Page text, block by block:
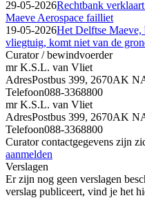
29-05-2026Rechtbank
Maeve Aerospace failliet
19-05-2026Het Delftse Maeve,
vliegtuig, komt niet van de
Curator / bewindvoerder
mr K.S.L. van Vliet
AdresPostbus 399, 2670AK
Telefoon088-3368800
mr K.S.L. van Vliet
AdresPostbus 399, 2670AK
Telefoon088-3368800
Curator contactgegevens zijn
aanmelden
Verslagen
Er zijn nog geen verslagen
verslag publiceert, vind je het